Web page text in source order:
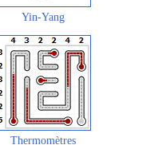
Yin-Yang
Thermomètres